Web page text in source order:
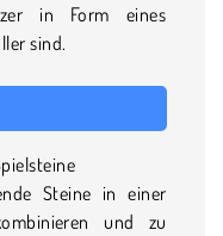
in Form eines
sind.
Steine in einer
und zu